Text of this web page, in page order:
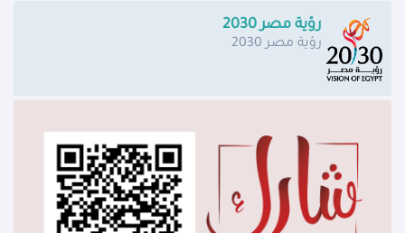
رؤية مصر 2030
رؤية مصر 2030